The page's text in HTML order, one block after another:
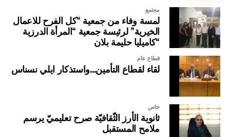
مجتمع
لمسة وفاء من جمعية “كل الفرح للاعمال
الخيرية” لرئيسة جمعية “المرأة الدرزية
“كاميليا حليمة بلان
قطاع عام
لقاء لقطاع التأمين…واستذكار ايلي نسناس
خاص
ثانوية الأرز الثّقافيّة صرح تعليميّ يرسم
ملامح المستقبل